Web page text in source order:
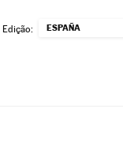
Edição: ESPAÑA